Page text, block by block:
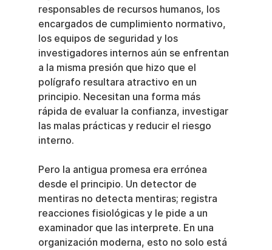
responsables de recursos humanos, los
encargados de cumplimiento normativo,
los equipos de seguridad y los
investigadores internos aún se enfrentan
a la misma presión que hizo que el
polígrafo resultara atractivo en un
principio. Necesitan una forma más
rápida de evaluar la confianza, investigar
las malas prácticas y reducir el riesgo
interno.
Pero la antigua promesa era errónea
desde el principio. Un detector de
mentiras no detecta mentiras; registra
reacciones fisiológicas y le pide a un
examinador que las interprete. En una
organización moderna, esto no solo está